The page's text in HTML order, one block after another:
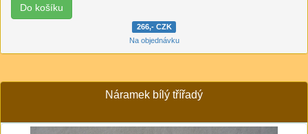
266,- CZK
Na objednávku
Náramek bílý třířadý